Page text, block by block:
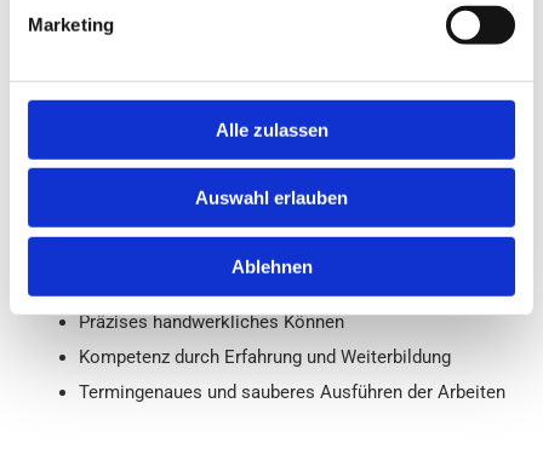
Marketing
Alle zulassen
Auswahl erlauben
Ablehnen
Wir sind Handwerker, wir
Das dürfen Sie von uns erwarten:
Präzises handwerkliches Können
Kompetenz durch Erfahrung und Weiterbildung
Termingenaues und sauberes Ausführen der Arbeiten